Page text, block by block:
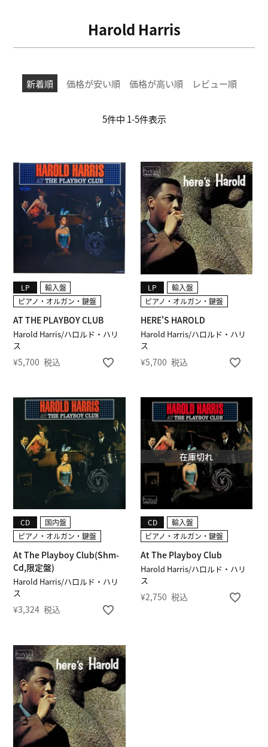
Harold Harris
新着順 価格が安い順 価格が高い順 レビュー順
5件中 1-5件表示
Harold Harris/ハロルド・ハリ
ス
AT THE PLAYBOY CLUB
LP
輸入盤
ピアノ・オルガン・鍵盤
¥5,700 税込
Harold Harris/ハロルド・ハリ
ス
HERE'S HAROLD
LP
輸入盤
ピアノ・オルガン・鍵盤
¥5,700 税込
Harold Harris/ハロルド・ハリ
ス
At The Playboy Club(Shm-
Cd,限定盤)
CD
国内盤
ピアノ・オルガン・鍵盤
¥3,324 税込
Harold Harris/ハロルド・ハリ
ス
At The Playboy Club
CD
輸入盤
ピアノ・オルガン・鍵盤
¥2,750 税込
在庫切れ